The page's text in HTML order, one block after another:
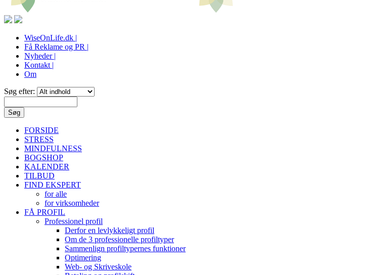
WiseOnLife.dk |
Få Reklame og PR |
Nyheder |
Kontakt |
Om
Søg efter:
FORSIDE
STRESS
MINDFULNESS
BOGSHOP
KALENDER
TILBUD
FIND EKSPERT
for alle
for virksomheder
FÅ PROFIL
Professionel profil
Derfor en levlykkeligt profil
Om de 3 professionelle profiltyper
Sammenlign profiltypernes funktioner
Optimering
Web- og Skriveskole